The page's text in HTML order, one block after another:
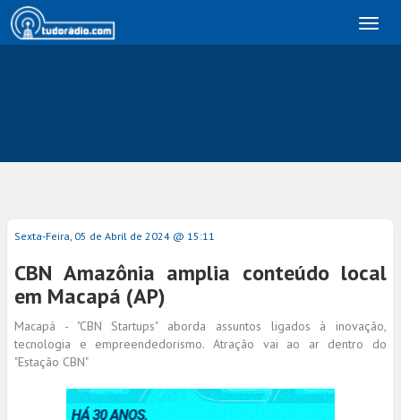
Sexta-Feira, 05 de Abril de 2024 @ 15:11
CBN Amazônia amplia conteúdo local
em Macapá (AP)
Macapá - "CBN Startups" aborda assuntos ligados à inovação,
tecnologia e empreendedorismo. Atração vai ao ar dentro do
"Estação CBN"